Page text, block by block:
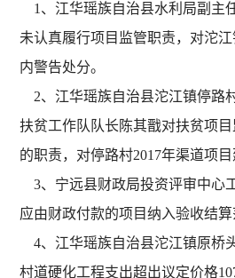
1、江华瑶族自治县水利局副主
未认真履行项目监管职责，对沱
内警告处分。
2、江华瑶族自治县沱江镇停路
扶贫工作队队长陈其戬对扶贫项
的职责，对停路村2017年渠道项
3、宁远县财政局投资评审中心
应由财政付款的项目纳入验收结
4、江华瑶族自治县沱江镇原桥
村道硬化工程支出超出议定价格